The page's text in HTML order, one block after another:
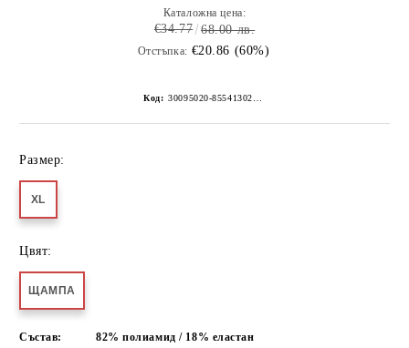
Каталожна цена:
€34.77 68.00 лв.
Отстъпка: €20.86 (60%)
Код:
Размер:
XL
Цвят:
ЩАМПА
Състав:
82% полиамид / 18% еластан